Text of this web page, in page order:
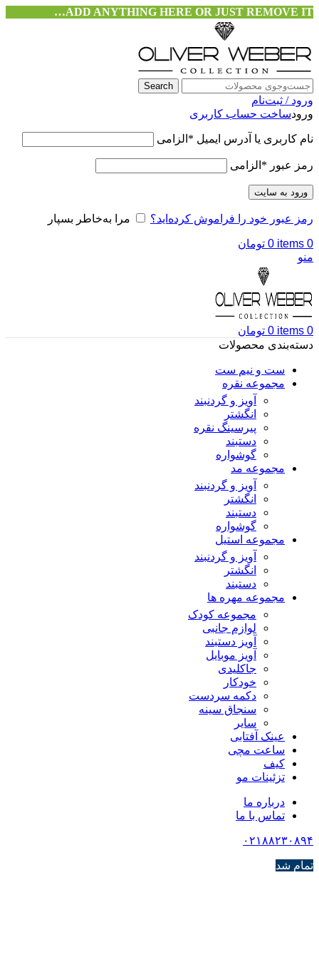
ADD ANYTHING HERE OR JUST REMOVE IT…
Search
ورود / ثبت‌نام
ورودساخت حساب کاربری
نام کاربری یا آدرس ایمیل * الزامی
رمز عبور * الزامی
ورود به سایت
رمز عبور خود را فراموش کرده‌اید؟ مرا به‌خاطر بسپار
0
items
0 تومان
منو
0
items
0 تومان
دسته‌بندی محصولات
ست و نیم ست
مجموعه نقره
آویز و گردنبند
انگشتر
پیرسینگ نقره
دستبند
گوشواره
مجموعه مد
آویز و گردنبند
انگشتر
دستبند
گوشواره
مجموعه استیل
آویز و گردنبند
انگشتر
دستبند
مجموعه مهره ها
مجموعه کودک
لوازم جانبی
آویز دستبند
آویز موبایل
جاکلیدی
خودکار
دکمه سردست
سنجاق سینه
سایر
عینک آفتابی
ساعت مچی
کیف
تزئینات مو
درباره ما
تماس با ما
۰۲۱۸۸۲۳۰۸۹۴
تمام شد